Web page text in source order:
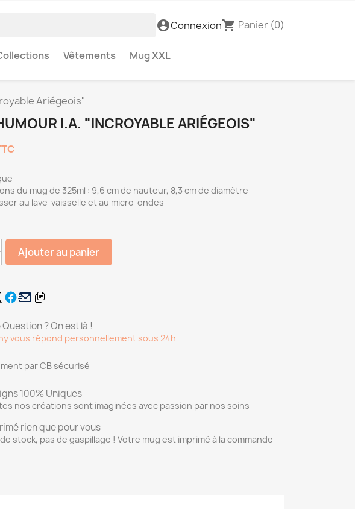
account_circleConnexionshopping_cart Panier (0)
Vêtements Mug XXL
Ariégeois"
I.A. "INCROYABLE ARIÉGEOIS"
du mug de 325ml : 9,6 cm de hauteur, 8,3 cm de diamètre
au lave-vaisselle et au micro-ondes
Ajouter au panier
Question ? On est là !
vous répond personnellement sous 24h
par CB sécurisé
100% Uniques
nos créations sont imaginées avec passion par nos soins
rien que pour vous
stock, pas de gaspillage ! Votre mug est imprimé à la commande